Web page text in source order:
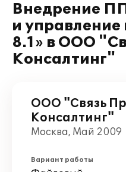
Внедрение
и
8.1» в ООО
Консалтинг"
ООО "Связь
Консалтинг"
Москва, Май 2009
Вариант работы